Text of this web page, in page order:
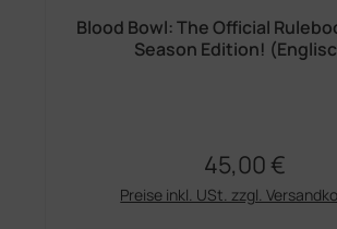
Blood Bowl: The Official
Season Edition!
Regulärer Preis:
45,00 €
Preise inkl. USt. zzgl.